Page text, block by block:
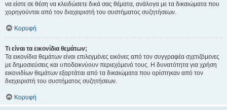
να είστε σε θέση να κλειδώσετε δικά σας θέματα, ανάλογα με τα δικαιώματα που
χορηγούνται από τον διαχειριστή του συστήματος συζητήσεων.
Κορυφή
Τι είναι τα εικονίδια θεμάτων;
Τα εικονίδια θεμάτων είναι επιλεγμένες εικόνες από τον συγγραφέα σχετιζόμενες
με δημοσιεύσεις και υποδεικνύουν περιεχόμενό τους. Η δυνατότητα για χρήση
εικονιδίων θεμάτων εξαρτάται από τα δικαιώματα που ορίστηκαν από τον
διαχειριστή του συστήματος συζητήσεων.
Κορυφή